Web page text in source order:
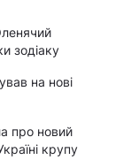
зодіаку
на нові
про новий
крупу